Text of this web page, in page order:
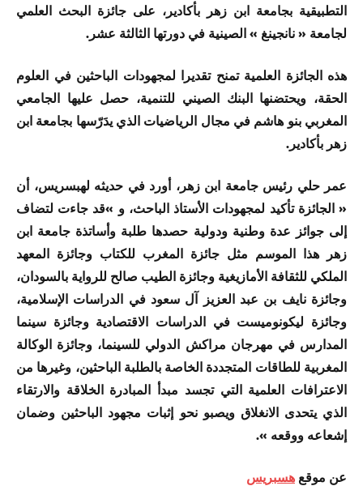
التطبيقية بجامعة ابن زهر بأكادير، على جائزة البحث العلمي
لجامعة « نانجينغ » الصينية في دورتها الثالثة عشر.
هذه الجائزة العلمية تمنح تقديرا لمجهودات الباحثين في العلوم
الحقة، ويحتضنها البنك الصيني للتنمية، حصل عليها الجامعي
المغربي بنو هاشم في مجال الرياضيات الذي يدَرّسها بجامعة ابن
زهر بأكادير.
عمر حلي رئيس جامعة ابن زهر، أورد في حديثه لهبسريس، أن
« الجائزة تأكيد لمجهودات الأستاذ الباحث، و »قد جاءت لتضاف
إلى جوائز عدة وطنية ودولية حصدها طلبة وأساتذة جامعة ابن
زهر هذا الموسم مثل جائزة المغرب للكتاب وجائزة المعهد
الملكي للثقافة الأمازيغية وجائزة الطيب صالح للرواية بالسودان،
وجائزة نايف بن عبد العزيز آل سعود في الدراسات الإسلامية،
وجائزة ليكونوميست في الدراسات الاقتصادية وجائزة سينما
المدارس في مهرجان مراكش الدولي للسينما، وجائزة الوكالة
المغربية للطاقات المتجددة الخاصة بالطلبة الباحثين، وغيرها من
الاعترافات العلمية التي تجسد مبدأ المبادرة الخلاقة والارتقاء
الذي يتحدى الانغلاق ويصبو نحو إثبات مجهود الباحثين وضمان
إشعاعه ووقعه ».
عن موقع هسبريس